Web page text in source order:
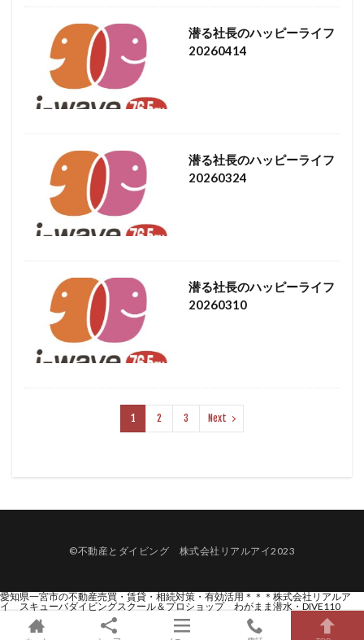
潜る社長のハッピーライフ
20260414
潜る社長のハッピーライフ
20260324
潜る社長のハッピーライフ
20260310
1 2 3 Next
©不動産とダイビング 株式会社リアルアイ2023
愛知県一宮市の不動産売買・賃貸・相続対策・有効活用＊＊＊株式会社リアルア
イ スキューバダイビングスクール＆プロショップ わがまま潜水・DIVE110